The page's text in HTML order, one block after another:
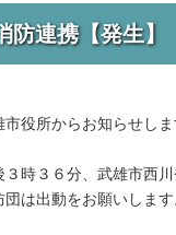
防連携【発生】
市役所からお知らせしま
３時３６分、武雄市西
団は出動をお願いします